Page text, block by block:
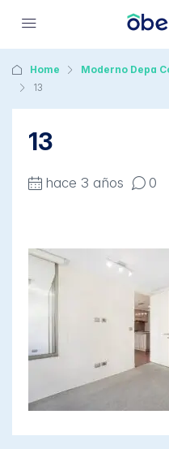
Home
Moderno Depa
13
13
hace 3 años 0